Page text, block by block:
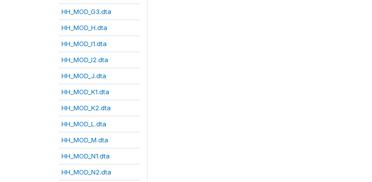
HH_MOD_G3.dta
HH_MOD_H.dta
HH_MOD_I1.dta
HH_MOD_I2.dta
HH_MOD_J.dta
HH_MOD_K1.dta
HH_MOD_K2.dta
HH_MOD_L.dta
HH_MOD_M.dta
HH_MOD_N1.dta
HH_MOD_N2.dta